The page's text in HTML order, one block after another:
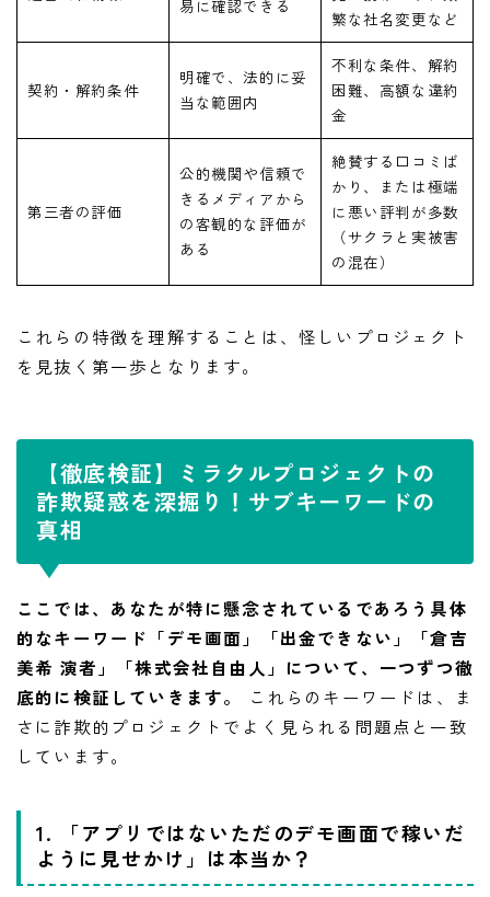
易に確認できる
繁な社名変更など
契約・解約条件
明確で、法的に妥
当な範囲内
不利な条件、解約
困難、高額な違約
金
第三者の評価
公的機関や信頼で
きるメディアから
の客観的な評価が
ある
絶賛する口コミば
かり、または極端
に悪い評判が多数
（サクラと実被害
の混在）
これらの特徴を理解することは、怪しいプロジェクト
を見抜く第一歩となります。
【徹底検証】ミラクルプロジェクトの
詐欺疑惑を深掘り！サブキーワードの
真相
ここでは、あなたが特に懸念されているであろう具体
的なキーワード「デモ画面」「出金できない」「倉吉
美希 演者」「株式会社自由人」について、一つずつ徹
底的に検証していきます。
これらのキーワードは、ま
さに詐欺的プロジェクトでよく見られる問題点と一致
しています。
1. 「アプリではないただのデモ画面で稼いだ
ように見せかけ」は本当か？